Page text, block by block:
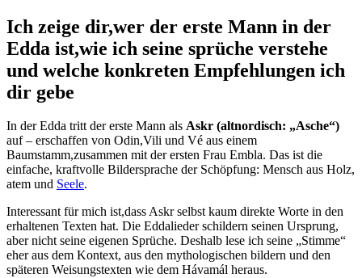
Ich zeige dir,wer der erste Mann in der
Edda ⁣ist,wie ich seine sprüche ‍verstehe
‌und welche konkreten Empfehlungen ⁣ich
dir gebe
In der Edda tritt der‍ erste Mann als Askr (altnordisch: ⁢„Asche“)
auf – ‍erschaffen von Odin,Vili und ‌Vé aus‌ einem
Baumstamm,zusammen mit der ersten ⁣Frau ⁢Embla. ‍Das ‌ist die
einfache,‍ kraftvolle Bildersprache⁤ der Schöpfung: Mensch aus Holz,
atem und⁢ Seele.
Interessant ⁣für mich ist,dass⁤ Askr selbst kaum direkte Worte in den
erhaltenen Texten hat. Die Eddalieder schildern seinen Ursprung,
aber nicht seine eigenen Sprüche. Deshalb lese‍ ich seine „Stimme“
eher aus dem ‍Kontext, aus den‍ mythologischen bildern⁤ und den
⁣späteren Weisungstexten wie dem Hávamál heraus.